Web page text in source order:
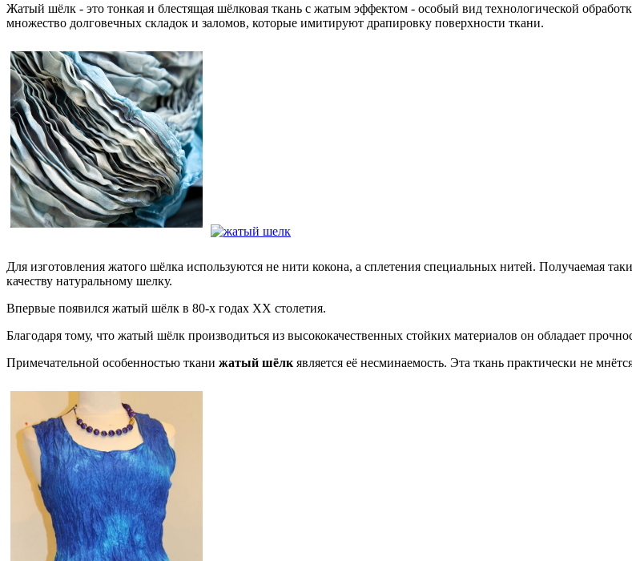
Жатый шёлк - это тонкая и блестящая шёлковая ткань с жатым эффектом - особый вид технологической
множество долговечных складок и заломов, которые имитируют драпировку поверхности ткани.
Для изготовления жатого шёлка используются не нити кокона, а сплетения специальных нитей. Получаемая
качеству натуральному шелку.
Впервые появился жатый шёлк в 80-х годах XX столетия.
Благодаря тому, что жатый шёлк производиться из высококачественных стойких материалов он обладает
Примечательной особенностью ткани жатый шёлк является её несминаемость. Эта ткань практически не